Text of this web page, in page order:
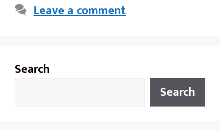
Leave a comment
Search
Search